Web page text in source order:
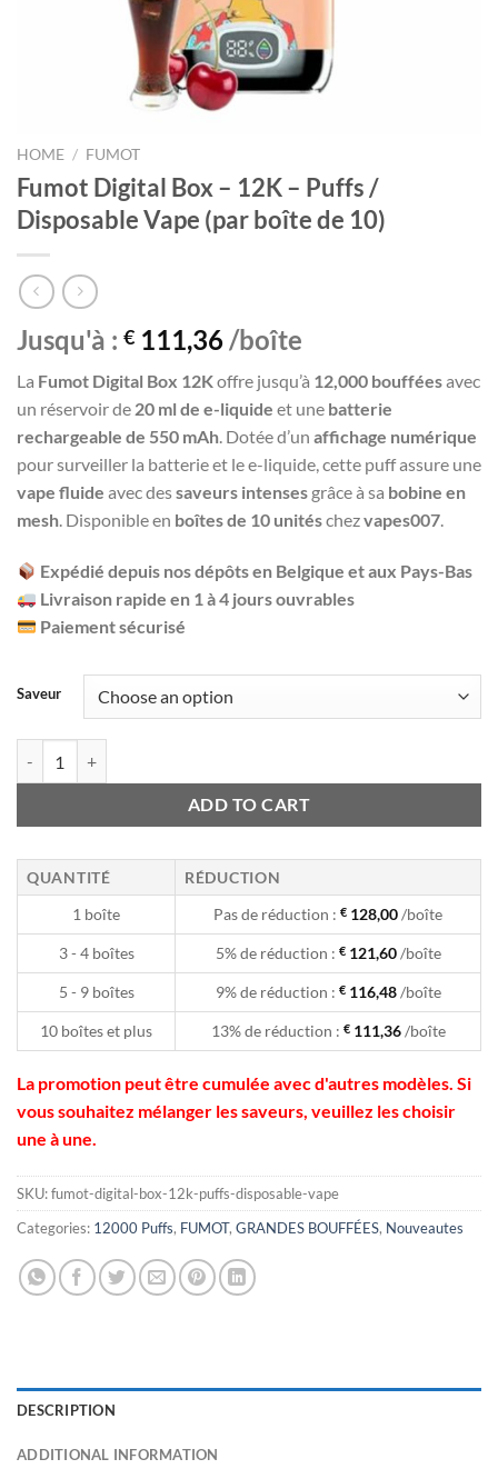
HOME / FUMOT
Fumot Digital Box – 12K – Puffs /
Disposable Vape (par boîte de 10)
Jusqu'à : € 111,36/boîte
La Fumot Digital Box 12Koffre jusqu’à 12,000 boufféesavec
un réservoir de 20 ml de e-liquide et une batterie
rechargeable de 550 mAh. Dotée d’un affichage numérique
pour surveiller la batterie et le e-liquide, cette puff assure une
vape fluide avec dessaveurs intenses grâce à sa bobine en
mesh. Disponible en boîtes de 10 unitéschezvapes007.
Expédié depuis nos dépôts en Belgique et aux Pays-Bas
Livraison rapide en 1 à 4 jours ouvrables
Paiement sécurisé
Saveur
ADD TO CART
QUANTITÉ
RÉDUCTION
1 boîte
Pas de réduction : € 128,00/boîte
3 - 4 boîtes 5% de réduction : €121,60/boîte
5 - 9 boîtes 9% de réduction : €116,48/boîte
10 boîtes et plus 13% de réduction : €111,36/boîte
La promotion peut être cumulée avec d'autres modèles. Si
vous souhaitez mélanger les saveurs, veuillez les choisir
une à une.
SKU:fumot-digital-box-12k-puffs-disposable-vape
Categories: 12000 Puffs, FUMOT, GRANDES BOUFFÉES, Nouveautes
DESCRIPTION
ADDITIONAL INFORMATION